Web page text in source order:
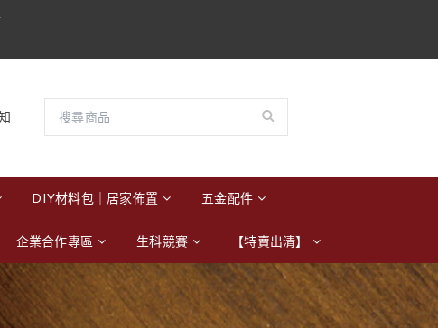
DIY材料包｜居家佈置 五金配件
企業合作專區 生科競賽 【特賣出清】